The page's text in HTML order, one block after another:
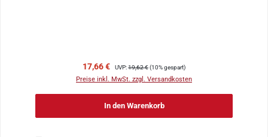
Verkaufspreis:
17,66 € Regulärer Preis:
UVP:19,62 €(10% gespart)
Preise inkl. MwSt. zzgl. Versandkosten
In den Warenkorb